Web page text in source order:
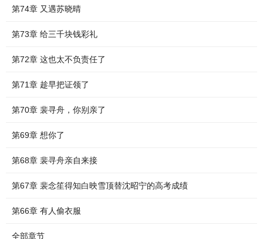
第74章 又遇苏晓晴
第73章 给三千块钱彩礼
第72章 这也太不负责任了
第71章 趁早把证领了
第70章 裴寻舟，你别亲了
第69章 想你了
第68章 裴寻舟亲自来接
第67章 裴念笙得知白映雪顶替沈昭宁的高考成绩
第66章 有人偷衣服
全部章节